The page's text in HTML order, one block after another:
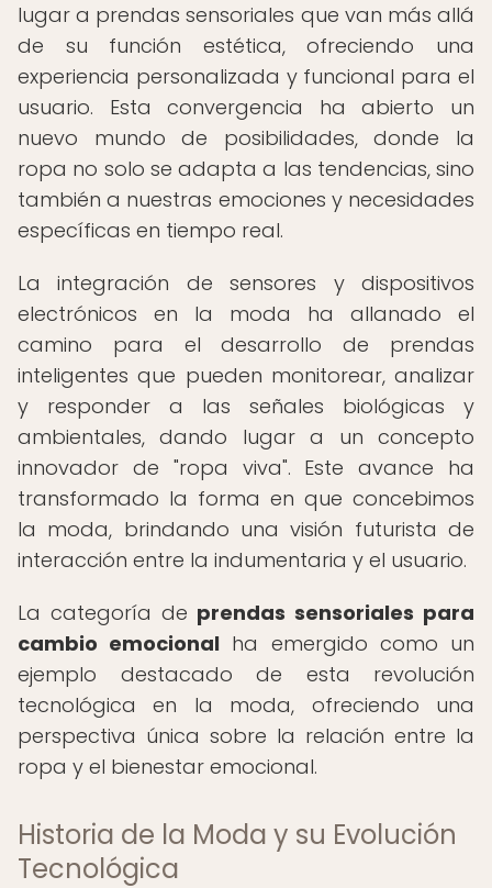
lugar a prendas sensoriales que van más allá
de su función estética, ofreciendo una
experiencia personalizada y funcional para el
usuario. Esta convergencia ha abierto un
nuevo mundo de posibilidades, donde la
ropa no solo se adapta a las tendencias, sino
también a nuestras emociones y necesidades
específicas en tiempo real.
La integración de sensores y dispositivos
electrónicos en la moda ha allanado el
camino para el desarrollo de prendas
inteligentes que pueden monitorear, analizar
y responder a las señales biológicas y
ambientales, dando lugar a un concepto
innovador de "ropa viva". Este avance ha
transformado la forma en que concebimos
la moda, brindando una visión futurista de
interacción entre la indumentaria y el usuario.
La categoría de prendas sensoriales para
cambio emocional ha emergido como un
ejemplo destacado de esta revolución
tecnológica en la moda, ofreciendo una
perspectiva única sobre la relación entre la
ropa y el bienestar emocional.
Historia de la Moda y su Evolución
Tecnológica